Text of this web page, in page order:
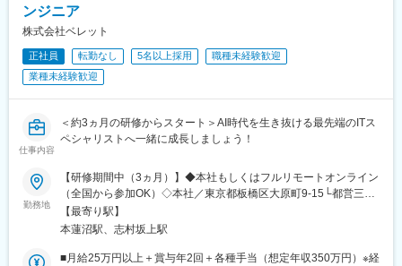
ンジニア
株式会社ベレット
正社員 転勤なし 5名以上採用
職種未経験歓迎
業種未経験歓迎
仕事内容
＜約3ヵ月の研修からスタート＞AI時代を生き抜ける最先端のITス
ペシャリストへ一緒に成長しましょう！
勤務地
【研修期間中（3ヵ月）】◆本社もしくはフルリモートオンライン
（全国から参加OK）◇本社／東京都板橋区大原町9-15└都営三田
線「本蓮沼駅」より徒歩4分└都営三田線「志村坂上駅」より徒歩
9分【研修終了後】◆東京23区を中心とした全国各地のITプロジェ
ん。※すべて徒歩10分以内の駅チカオフィスです。※フルリモー
【最寄り駅】
本蓮沼駅、志村坂上駅
■月給25万円以上＋賞与年2回＋各種手当（想定年収350万円）※経